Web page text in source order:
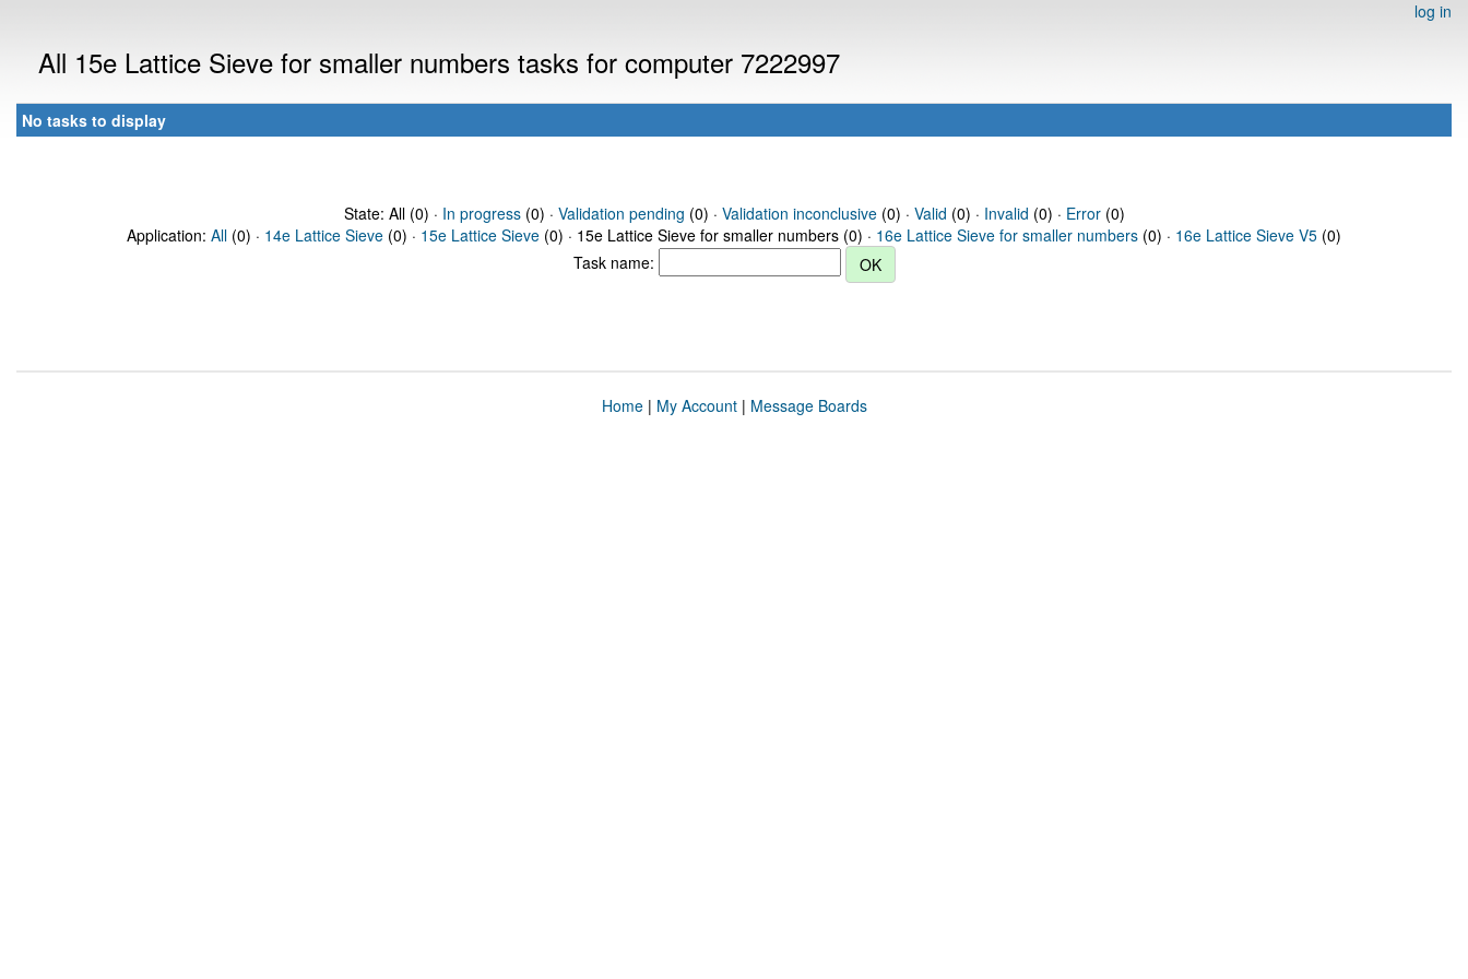
log in
All 15e Lattice Sieve for smaller numbers tasks for computer 7222997
No tasks to display
State: All (0) · In progress(0) · Validation pending (0) · Validation inconclusive(0) · Valid (0) · Invalid (0) · Error(0)
Application: All (0) · 14e Lattice Sieve (0) · 15e Lattice Sieve (0) · 15e Lattice Sieve for smaller numbers (0) · 16e Lattice Sieve for smaller numbers (0) · 16e Lattice Sieve V5 (0)
Task name:
Home| My Account| Message Boards